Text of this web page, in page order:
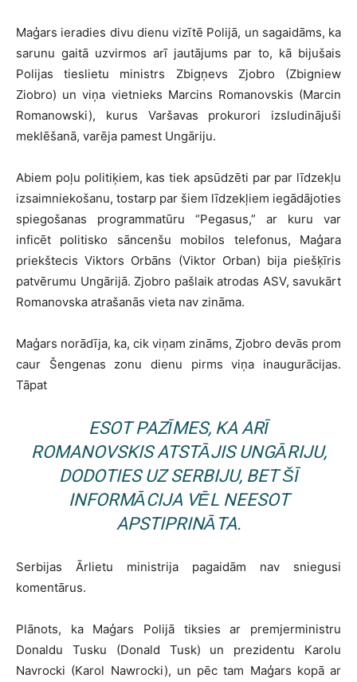
Maģars ieradies divu dienu vizītē Polijā, un sagaidāms, ka
sarunu gaitā uzvirmos arī jautājums par to, kā bijušais
Polijas tieslietu ministrs Zbigņevs Zjobro (Zbigniew
Ziobro) un viņa vietnieks Marcins Romanovskis (Marcin
Romanowski), kurus Varšavas prokurori izsludinājuši
meklēšanā, varēja pamest Ungāriju.
Abiem poļu politiķiem, kas tiek apsūdzēti par par līdzekļu
izsaimniekošanu, tostarp par šiem līdzekļiem iegādājoties
spiegošanas programmatūru “Pegasus,” ar kuru var
inficēt politisko sāncenšu mobilos telefonus, Maģara
priekštecis Viktors Orbāns (Viktor Orban) bija piešķīris
patvērumu Ungārijā. Zjobro pašlaik atrodas ASV, savukārt
Romanovska atrašanās vieta nav zināma.
Maģars norādīja, ka, cik viņam zināms, Zjobro devās prom
caur Šengenas zonu dienu pirms viņa inaugurācijas.
Tāpat
ESOT PAZĪMES, KA ARĪ
ROMANOVSKIS ATSTĀJIS UNGĀRIJU,
DODOTIES UZ SERBIJU, BET ŠĪ
INFORMĀCIJA VĒL NEESOT
APSTIPRINĀTA.
Serbijas Ārlietu ministrija pagaidām nav sniegusi
komentārus.
Plānots, ka Maģars Polijā tiksies ar premjerministru
Donaldu Tusku (Donald Tusk) un prezidentu Karolu
Navrocki (Karol Nawrocki), un pēc tam Maģars kopā ar